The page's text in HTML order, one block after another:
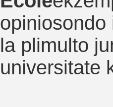
opiniosondo
la plimulto
universitate